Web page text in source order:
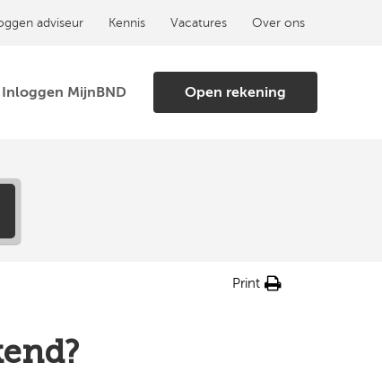
adviseur Kennis Vacatures Over ons
Open rekening
Print